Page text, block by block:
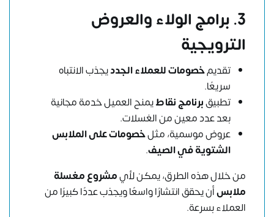
3. برامج الولاء والعروض
الترويجية
تقديمخصومات للعملاء الجدديجذب الانتباه
سريعًا.
تطبيقبرنامج نقاطيمنح العميل خدمة مجانية
بعد عدد معين من الغسلات.
عروض موسمية، مثلخصومات على الملابس
الشتوية في الصيف.
من خلال هذه الطرق، يمكن لأيمشروع مغسلة
ملابسأن يحقق انتشارًا واسعًا ويجذب عددًا كبيرًا من
العملاء بسرعة.